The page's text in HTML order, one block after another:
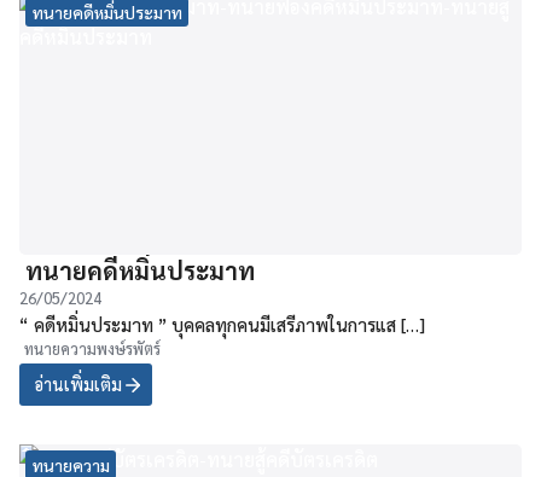
ทนายคดีหมิ่นประมาท
ทนายคดีหมิ่นประมาท
26/05/2024
“ คดีหมิ่นประมาท ” บุคคลทุกคนมีเสรีภาพในการแส […]
ทนายความพงษ์รพัตร์
อ่านเพิ่มเติม
ทนายความ